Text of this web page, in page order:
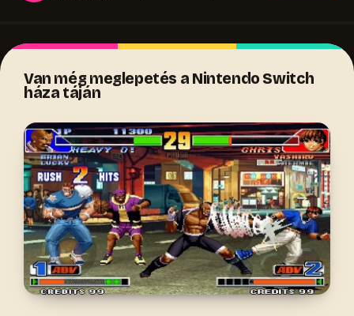
Van még meglepetés a Nintendo Switch
háza táján